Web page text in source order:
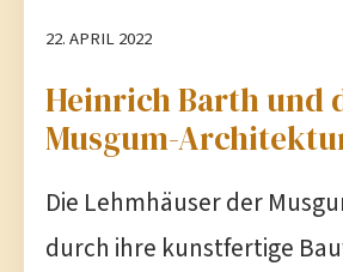
22. APRIL 2022
Heinrich Barth und
Musgum-
Die Lehmhäuser der
durch ihre kunstfertige